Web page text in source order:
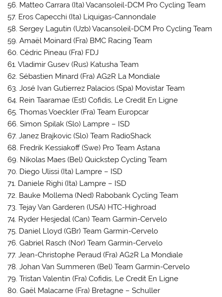
56. Matteo Carrara (Ita) Vacansoleil-DCM Pro Cycling Team
57. Eros Capecchi (Ita) Liquigas-Cannondale
58. Sergey Lagutin (Uzb) Vacansoleil-DCM Pro Cycling Team
59. Amaël Moinard (Fra) BMC Racing Team
60. Cédric Pineau (Fra) FDJ
61. Vladimir Gusev (Rus) Katusha Team
62. Sébastien Minard (Fra) AG2R La Mondiale
63. José Ivan Gutierrez Palacios (Spa) Movistar Team
64. Rein Taaramae (Est) Cofidis, Le Credit En Ligne
65. Thomas Voeckler (Fra) Team Europcar
66. Simon Spilak (Slo) Lampre – ISD
67. Janez Brajkovic (Slo) Team RadioShack
68. Fredrik Kessiakoff (Swe) Pro Team Astana
69. Nikolas Maes (Bel) Quickstep Cycling Team
70. Diego Ulissi (Ita) Lampre – ISD
71. Daniele Righi (Ita) Lampre – ISD
72. Bauke Mollema (Ned) Rabobank Cycling Team
73. Tejay Van Garderen (USA) HTC-Highroad
74. Ryder Hesjedal (Can) Team Garmin-Cervelo
75. Daniel Lloyd (GBr) Team Garmin-Cervelo
76. Gabriel Rasch (Nor) Team Garmin-Cervelo
77. Jean-Christophe Peraud (Fra) AG2R La Mondiale
78. Johan Van Summeren (Bel) Team Garmin-Cervelo
79. Tristan Valentin (Fra) Cofidis, Le Credit En Ligne
80. Gaël Malacarne (Fra) Bretagne – Schuller